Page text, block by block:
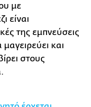
με
είναι
της εμπνεύσεις
και
στους